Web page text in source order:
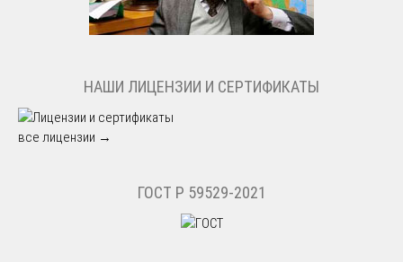
НАШИ ЛИЦЕНЗИИ И СЕРТИФИКАТЫ
все лицензии →
ГОСТ Р 59529-2021